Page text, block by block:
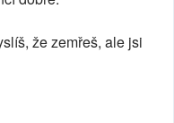
že zemřeš, ale jsi